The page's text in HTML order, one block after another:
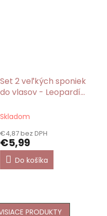
Set 2 veľkých sponiek
do vlasov - Leopardí
Skladom
€4,87 bez DPH
€5,99
Do košíka
PRODUKTY